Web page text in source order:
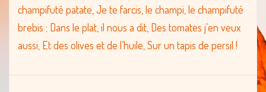
champifuté patate, Je te farcis, le champi, le champifuté
brebis ; Dans le plat, il nous a dit, Des tomates j’en veux
aussi, Et des olives et de l’huile, Sur un tapis de persil !